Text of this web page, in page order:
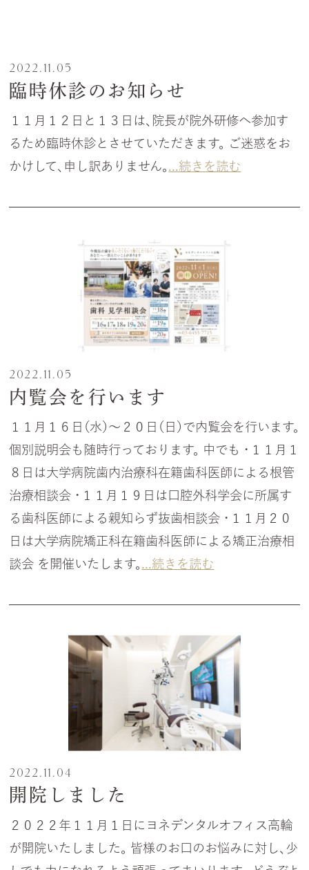
2022.11.05
臨時休診のお知らせ
１１月１２日と１３日は、院長が院外研修へ参加す
るため臨時休診とさせていただきます。 ご迷惑をお
かけして、申し訳ありません。
...続きを読む
2022.11.05
内覧会を行います
１１月１６日（水）～２０日（日）で内覧会を行います。
個別説明会も随時行っております。 中でも ・１１月１
８日は大学病院歯内治療科在籍歯科医師による根管
治療相談会 ・１１月１９日は口腔外科学会に所属す
る歯科医師による親知らず抜歯相談会 ・１１月２０
日は大学病院矯正科在籍歯科医師による矯正治療相
談会 を開催いたします。
...続きを読む
2022.11.04
開院しました
２０２２年１１月１日にヨネデンタルオフィス高輪
が開院いたしました。 皆様のお口のお悩みに対し、少